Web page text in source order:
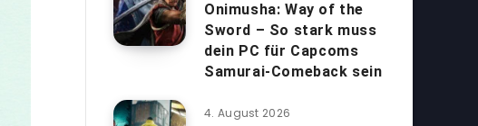
Onimusha: Way of the
Sword – So stark muss
dein PC für Capcoms
Samurai-Comeback sein
4. August 2026